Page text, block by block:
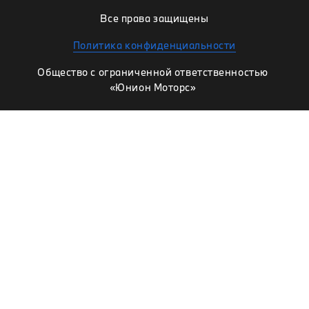
Все права защищены
Политика конфиденциальности
Общество с ограниченной ответственностью
«Юнион Моторс»